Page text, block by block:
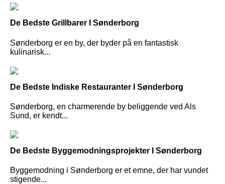
De Bedste Grillbarer I Sønderborg
Sønderborg er en by, der byder på en fantastisk
kulinarisk...
De Bedste Indiske Restauranter I Sønderborg
Sønderborg, en charmerende by beliggende ved Als
Sund, er kendt...
De Bedste Byggemodningsprojekter I Sønderborg
Byggemodning i Sønderborg er et emne, der har vundet
stigende...